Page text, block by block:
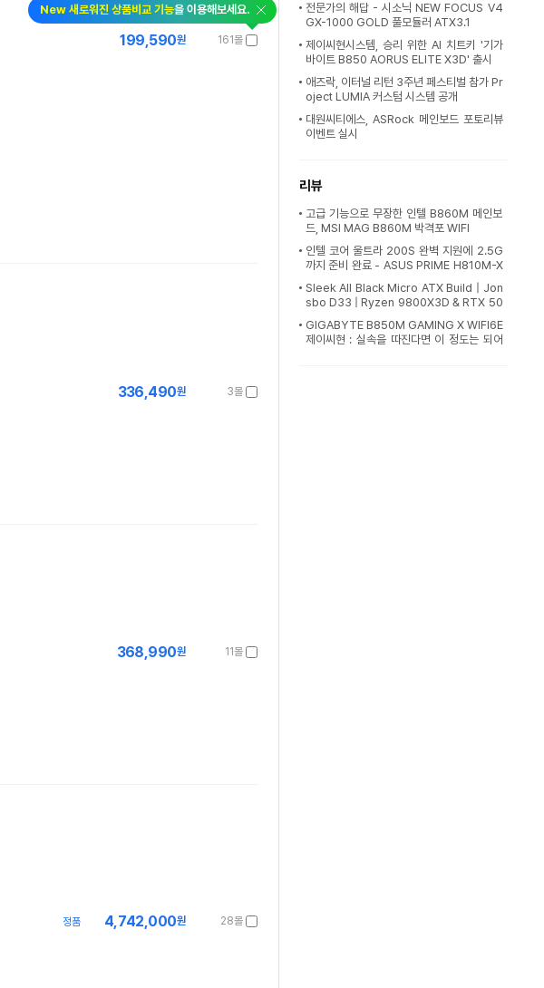
New 새로워진 상품비교 기능을 이용해보세요.
161몰
199,590원
3몰
336,490원
11몰
368,990원
28몰
4,742,000원
정품
전문가의 해답 - 시소닉 NEW FOCUS V4
GX-1000 GOLD 풀모듈러 ATX3.1
제이씨현시스템, 승리 위한 AI 치트키 '기가
바이트 B850 AORUS ELITE X3D' 출시
애즈락, 이터널 리턴 3주년 페스티벌 참가 Pr
oject LUMIA 커스텀 시스템 공개
대원씨티에스, ASRock 메인보드 포토리뷰
이벤트 실시
리뷰
고급 기능으로 무장한 인텔 B860M 메인보
드, MSI MAG B860M 박격포 WIFI
인텔 코어 울트라 200S 완벽 지원에 2.5G
까지 준비 완료 - ASUS PRIME H810M-X
Sleek All Black Micro ATX Build | Jon
sbo D33 | Ryzen 9800X3D & RTX 50
GIGABYTE B850M GAMING X WIFI6E
제이씨현 : 실속을 따진다면 이 정도는 되어